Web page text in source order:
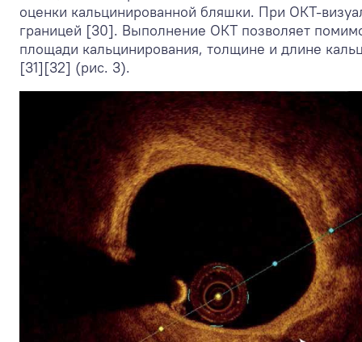
оценки кальцинированной бляшки. При ОКТ-
границей [30]. Выполнение ОКТ позволяет
площади кальцинирования, толщине и длине
[31][32] (рис. 3).